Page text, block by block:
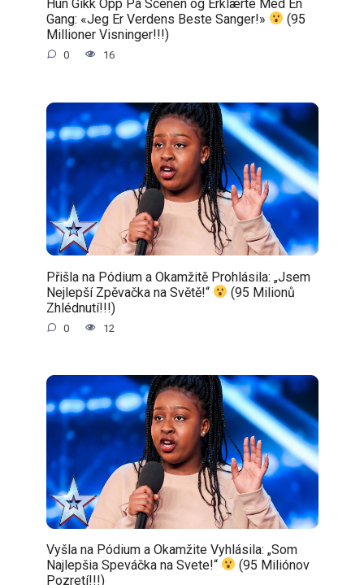
Hun Gikk Opp På Scenen og Erklærte Med Én
Gang: «Jeg Er Verdens Beste Sanger!»
(95
Millioner Visninger!!!)
0 16
Přišla na Pódium a Okamžitě Prohlásila: „Jsem
Nejlepší Zpěvačka na Světě!“
(95 Milionů
Zhlédnutí!!!)
0 12
Vyšla na Pódium a Okamžite Vyhlásila: „Som
Najlepšia Speváčka na Svete!“
(95 Miliónov
Pozretí!!!)